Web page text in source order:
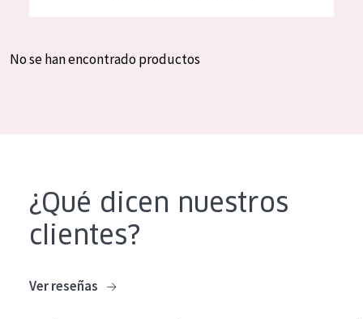
Crema de día
Crema de noche
Spanish
No se han encontrado productos
¿Qué dicen nuestros
clientes?
Ver reseñas